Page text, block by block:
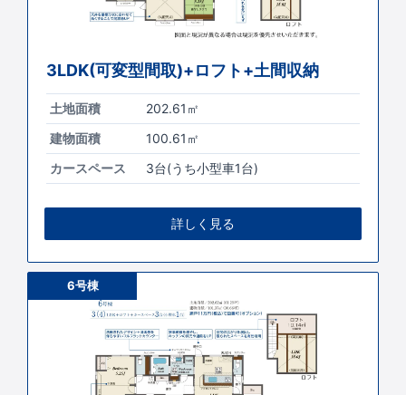
3LDK(可変型間取)+ロフト+土間収納
土地面積
202.61㎡
建物面積
100.61㎡
カースペース
3台(うち小型車1台)
詳しく見る
6号棟